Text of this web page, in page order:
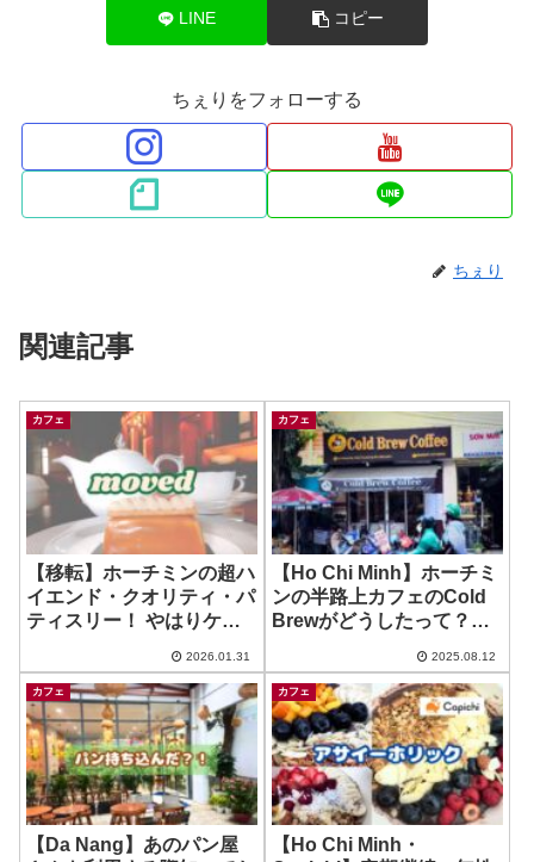
LINE コピー
ちぇりをフォローする
ちぇり
関連記事
カフェ
【移転】ホーチミンの超ハ
イエンド・クオリティ・パ
ティスリー！ やはりケー
Douceurs
2026.01.31
カフェ
【Ho Chi Minh】ホーチミ
ンの半路上カフェのCold
Brewがどうしたって？！
Coffee
2025.08.12
カフェ
【Da Nang】あのパン屋
カフェ
【Ho Chi Minh・